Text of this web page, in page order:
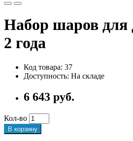
Набор шаров для
2 года
Код товара: 37
Доступность: На складе
6 643 руб.
Кол-во
В корзину